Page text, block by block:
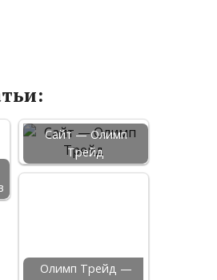
Сайт — Олимп
Трейд
Олимп Трейд —